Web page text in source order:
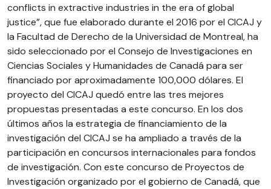
conflicts in extractive industries in the era of global
justice”, que fue elaborado durante el 2016 por el CICAJ y
la Facultad de Derecho de la Universidad de Montreal, ha
sido seleccionado por el Consejo de Investigaciones en
Ciencias Sociales y Humanidades de Canadá para ser
financiado por aproximadamente 100,000 dólares. El
proyecto del CICAJ quedó entre las tres mejores
propuestas presentadas a este concurso. En los dos
últimos años la estrategia de financiamiento de la
investigación del CICAJ se ha ampliado a través de la
participación en concursos internacionales para fondos
de investigación. Con este concurso de Proyectos de
Investigación organizado por el gobierno de Canadá, que